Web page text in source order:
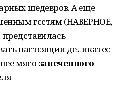
шедевров. А еще
гостям (НАВЕРНОЕ,
настоящий деликатес
мясо запеченного